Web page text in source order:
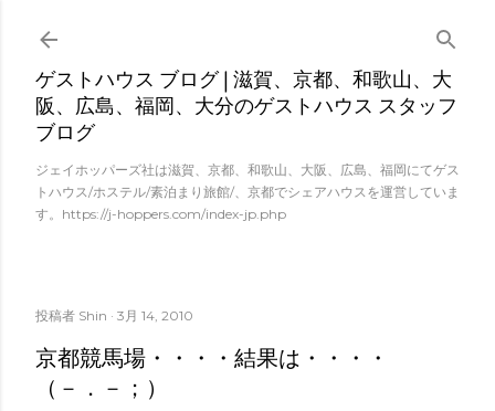
スキップしてメイン コンテンツに移動
ゲストハウス ブログ | 滋賀、京都、和歌山、大
阪、広島、福岡、大分のゲストハウス スタッフ
ブログ
ジェイホッパーズ社は滋賀、京都、和歌山、大阪、広島、福岡にてゲス
トハウス/ホステル/素泊まり旅館/、京都でシェアハウスを運営していま
す。https://j-hoppers.com/index-jp.php
投稿者 Shin 3月 14, 2010
京都競馬場・・・・結果は・・・・
（－．－；）